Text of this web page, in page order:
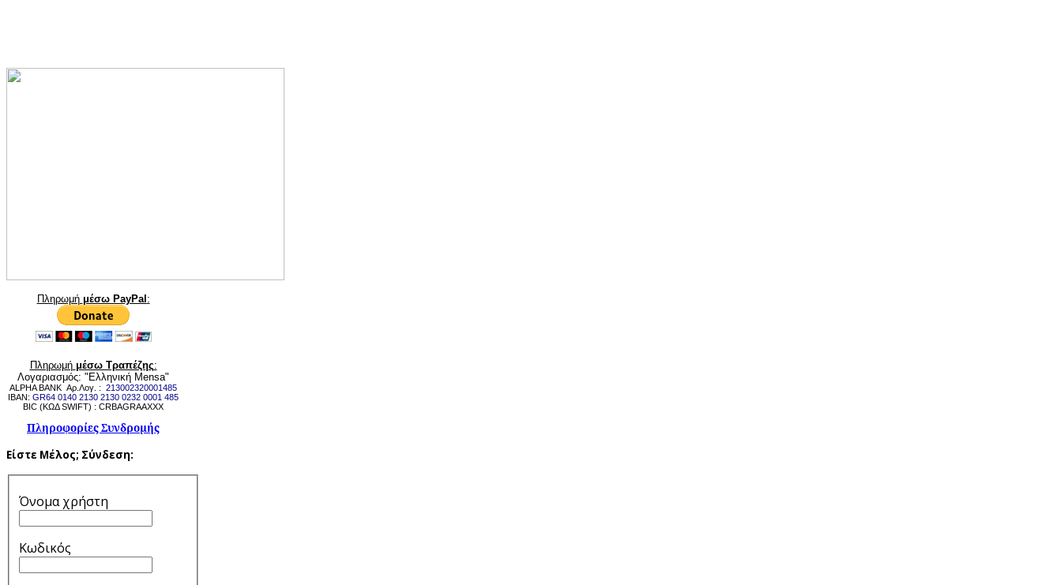
Πληρωμή μέσω PayPal:
Πληρωμή μέσω Τραπέζης:
Λογαριασμός: "Ελληνική Mensa"
ALPHA BANK Αρ.Λογ. : 213002320001485
IBAN: GR64 0140 2130 2130 0232 0001 485
BIC (ΚΩΔ SWIFT) : CRBAGRAAXXX
Πληροφορίες Συνδρομής
Είστε Μέλος; Σύνδεση:
Όνομα χρήστη
Κωδικός